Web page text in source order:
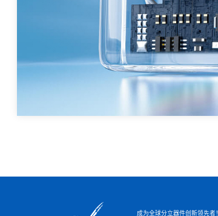
成为全球分立器件创新领先者！